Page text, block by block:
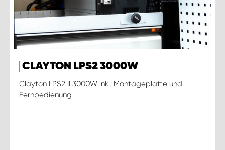
CLAYTON LPS2 3000W
Clayton LPS2 II 3000W inkl. Montageplatte und
Fernbedienung